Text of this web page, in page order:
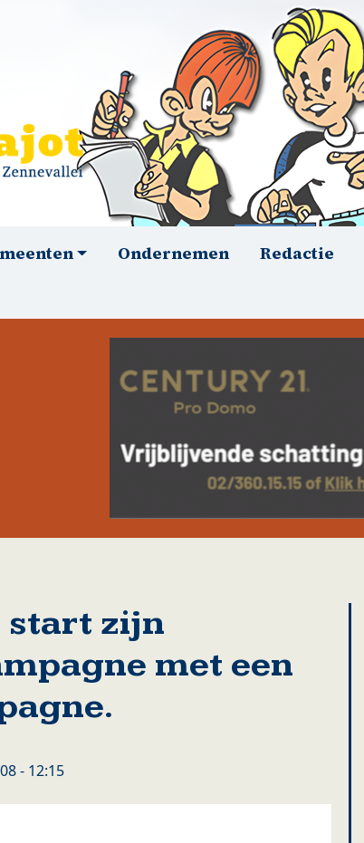
Ondernemen Redactie
start zijn
met een
- 12:15